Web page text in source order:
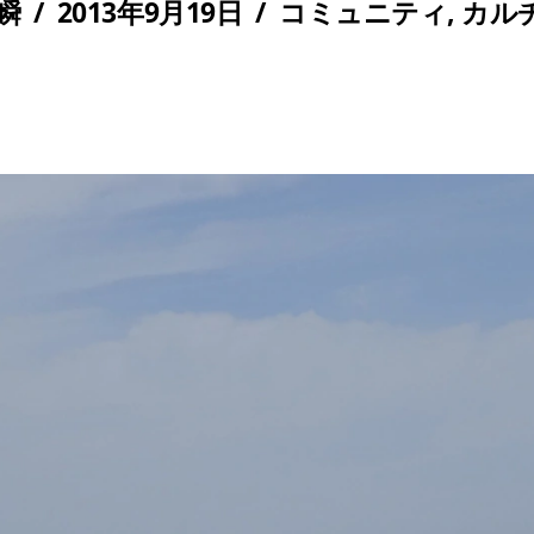
/ 2013年9月19日 / コミュニティ, カル